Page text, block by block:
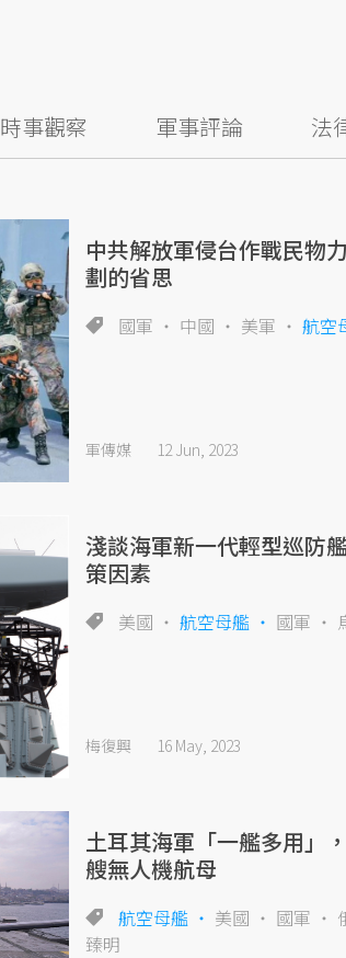
時事觀察 軍事評論 法
中共解放軍侵台作戰民物
劃的省思
國軍 中國 美軍 航空
軍傳媒 12 Jun, 2023
淺談海軍新一代輕型巡防
策因素
美國 航空母艦 國軍
梅復興 16 May, 2023
土耳其海軍「一艦多用」
艘無人機航母
航空母艦 美國 國軍
臻明